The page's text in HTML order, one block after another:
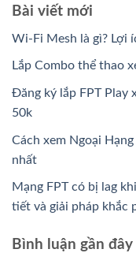
Bài viết mới
Wi-Fi Mesh là gì? Lợi
Lắp Combo thể thao
Đăng ký lắp FPT Play
50k
Cách xem Ngoại
nhất
Mạng FPT có bị lag
tiết và giải pháp khắc
Bình luận gần đây